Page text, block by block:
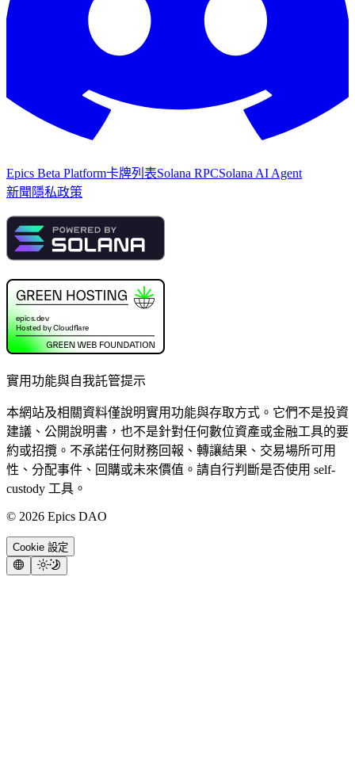
Epics Beta Platform卡牌列表Solana RPCSolana AI Agent
新聞 隱私政策
實用功能與自我託管提示
本網站及相關資料僅說明實用功能與存取方式。它們不是投資
建議、公開說明書，也不是針對任何數位資產或金融工具的要
約或招攬。不承諾任何財務回報、轉讓結果、交易場所可用
性、分配事件、回購或未來價值。請自行判斷是否使用 self-
custody 工具。
© 2026 Epics DAO
Cookie 設定